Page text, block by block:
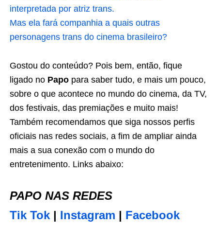
interpretada por atriz trans.
Mas ela fará companhia a quais outras
personagens trans do cinema brasileiro?
Gostou do conteúdo? Pois bem, então, fique
ligado no Papo para saber tudo, e mais um pouco,
sobre o que acontece no mundo do cinema, da TV,
dos festivais, das premiações e muito mais!
Também recomendamos que siga nossos perfis
oficiais nas redes sociais, a fim de ampliar ainda
mais a sua conexão com o mundo do
entretenimento. Links abaixo:
PAPO NAS REDES
Tik Tok | Instagram | Facebook